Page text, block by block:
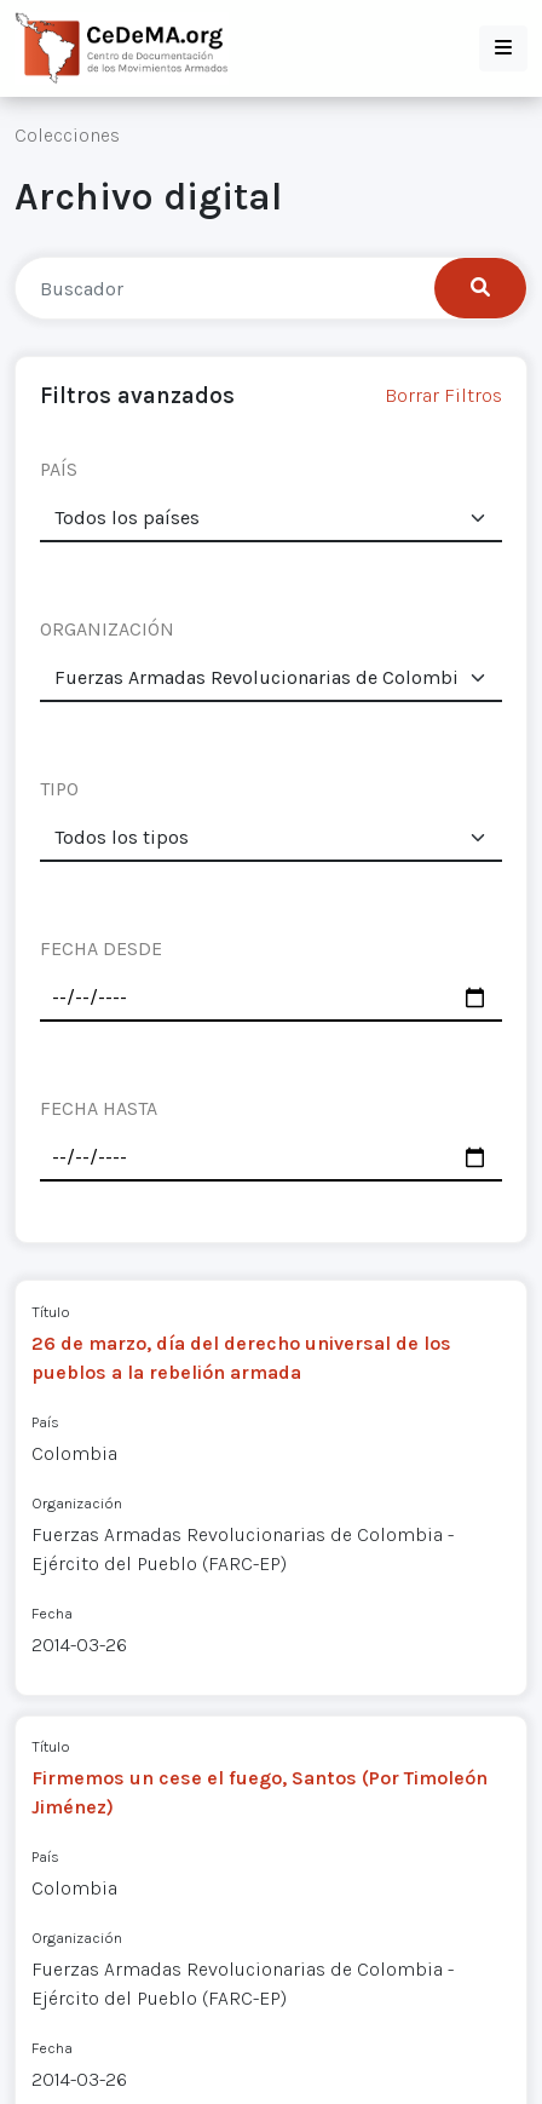
Colecciones
Archivo digital
Filtros avanzados Borrar Filtros
PAÍS
ORGANIZACIÓN
TIPO
FECHA DESDE
FECHA HASTA
Título
26 de marzo, día del derecho universal de los
pueblos a la rebelión armada
País
Colombia
Organización
Fuerzas Armadas Revolucionarias de Colombia -
Ejército del Pueblo (FARC-EP)
Fecha
2014-03-26
Título
Firmemos un cese el fuego, Santos (Por Timoleón
Jiménez)
País
Colombia
Organización
Fuerzas Armadas Revolucionarias de Colombia -
Ejército del Pueblo (FARC-EP)
Fecha
2014-03-26